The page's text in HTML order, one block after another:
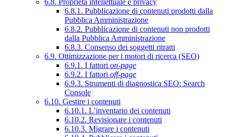
6.8. Proprietà intellettuale e privacy
6.8.1. Pubblicazione di contenuti prodotti dalla
Pubblica Amministrazione
6.8.2. Pubblicazione di contenuti non prodotti
dalla Pubblica Amministrazione
6.8.3. Consenso dei soggetti ritratti
6.9. Ottimizzazione per i motori di ricerca (SEO)
6.9.1. I fattori on-page
6.9.2. I fattori off-page
6.9.3. Strumenti di diagnostica SEO: Search
Console
6.10. Gestire i contenuti
6.10.1. L’inventario dei contenuti
6.10.2. Revisionare i contenuti
6.10.3. Migrare i contenuti